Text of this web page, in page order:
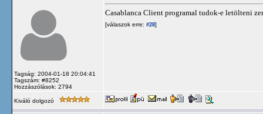
Tagság: 2004-01-18 20:04:41
Tagszám: #8252
Hozzászólások: 2794
Casablanca Client programal tudok-e letölteni
[válaszok erre: #28]
Kiváló dolgozó